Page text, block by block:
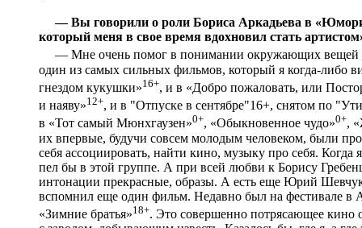
— Вы говорили о роли Бориса Аркадьева в
который меня в свое время вдохновил стать
— Мне очень помог в понимании окружающих вещей
один из самых сильных фильмов, который я когда-либо
гнездом кукушки»16+, и в «Добро пожаловать, или
и наяву»12+, и в "Отпуске в сентябре"16+, снятом по
в «Тот самый Мюнхгаузен»0+, «Обыкновенное чудо»0+,
их впервые, будучи совсем молодым человеком, были
себя ассоциировать, найти кино, музыку про себя.
пел бы в этой группе. А при всей любви к Борису
интонации прекрасные, образы. А есть еще Юрий
вспомнил еще один фильм. Недавно был на фестивале в
«Зимние братья»18+. Это совершенно потрясающее кино